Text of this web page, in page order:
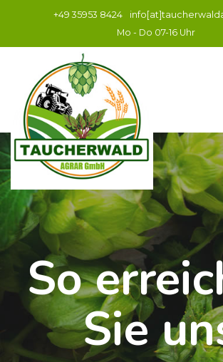
+49 35953 8424
Mo - Do 07-16 Uhr
So
Sie